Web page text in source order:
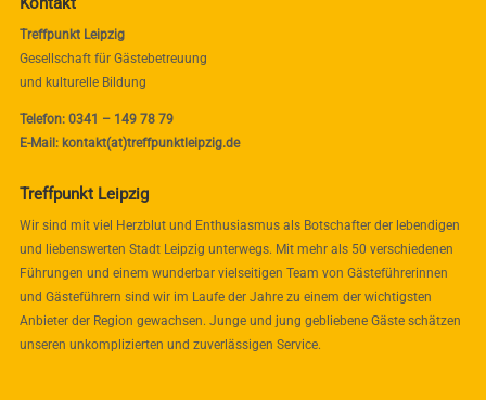
Treffpunkt Leipzig
Gesellschaft für Gästebetreuung
und kulturelle Bildung
Telefon: 0341 – 149 78 79
E-Mail: kontakt(at)treffpunktleipzig.de
Treffpunkt Leipzig
Wir sind mit viel Herzblut und Enthusiasmus als Botschafter der lebendigen
und liebenswerten Stadt Leipzig unterwegs. Mit mehr als 50 verschiedenen
Führungen und einem wunderbar vielseitigen Team von Gästeführerinnen
und Gästeführern sind wir im Laufe der Jahre zu einem der wichtigsten
Anbieter der Region gewachsen. Junge und jung gebliebene Gäste schätzen
unseren unkomplizierten und zuverlässigen Service.